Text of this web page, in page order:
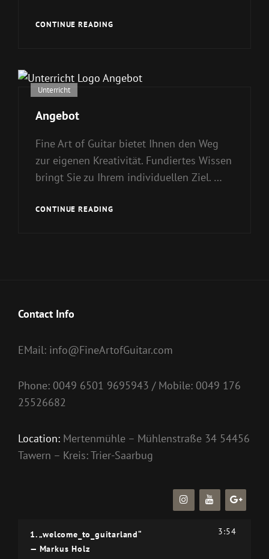
CONTINUE READINGGITARRENMYTHEN
CatUnterricht
Angebot
Fine Art of Guitar bietet Ihnen den Weg
zur eigenen Kreativität. Fundiertes Wissen
bringt Sie zu Ihrem individuellen Ziel. …
CONTINUE READINGANGEBOT
Contact Info
EMail: info@FineArtofGuitar.com
Phone: 0049 6501 9695943 / Mobile: 0049 176
25526682
Location: Mertenmühle – Mühlenstraße 34 54456
Tawern – Kreis: Trier-Saarbug
1.„welcome_to_guitarland“
— Markus Holz
3:54